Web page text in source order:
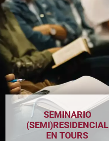
SEMINARIO
(SEMI)RESIDENCIAL
EN TOURS